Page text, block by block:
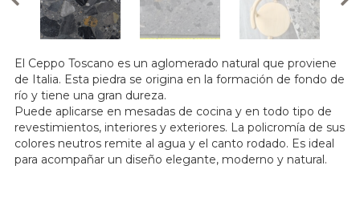
El Ceppo Toscano es un aglomerado natural que proviene
de Italia. Esta piedra se origina en la formación de fondo de
río y tiene una gran dureza.
Puede aplicarse en mesadas de cocina y en todo tipo de
revestimientos, interiores y exteriores. La policromía de sus
colores neutros remite al agua y el canto rodado. Es ideal
para acompañar un diseño elegante, moderno y natural.